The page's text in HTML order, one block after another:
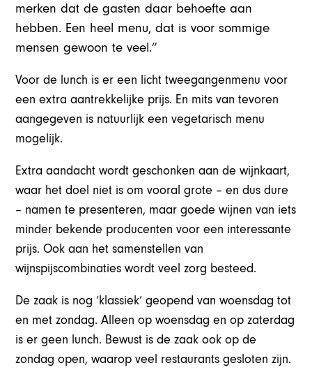
merken dat de gasten daar behoefte aan
hebben. Een heel menu, dat is voor sommige
mensen gewoon te veel.”
Voor de lunch is er een licht tweegangenmenu voor
een extra aantrekkelijke prijs. En mits van tevoren
aangegeven is natuurlijk een vegetarisch menu
mogelijk.
Extra aandacht wordt geschonken aan de wijnkaart,
waar het doel niet is om vooral grote – en dus dure
– namen te presenteren, maar goede wijnen van iets
minder bekende producenten voor een interessante
prijs. Ook aan het samenstellen van
wijnspijscombinaties wordt veel zorg besteed.
De zaak is nog ‘klassiek’ geopend van woensdag tot
en met zondag. Alleen op woensdag en op zaterdag
is er geen lunch. Bewust is de zaak ook op de
zondag open, waarop veel restaurants gesloten zijn.